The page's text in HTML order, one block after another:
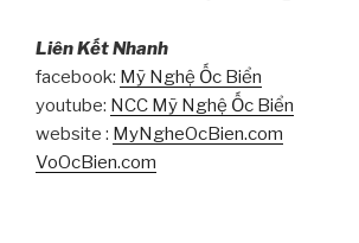
Liên Kết Nhanh
facebook: Mỹ Nghệ Ốc Biển
youtube: NCC Mỹ Nghệ Ốc Biển
website : MyNgheOcBien.com
VoOcBien.com